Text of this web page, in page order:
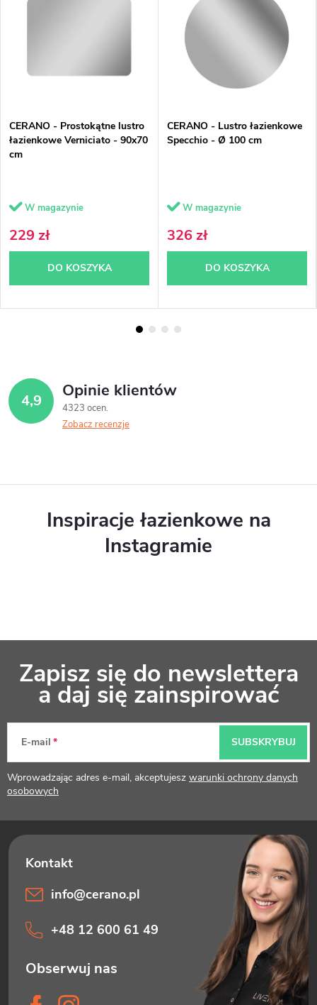
CERANO - Prostokątne lustro
łazienkowe Verniciato - 90x70
cm
W magazynie
229 zł
DO KOSZYKA
CERANO - Lustro łazienkowe
Specchio - Ø 100 cm
W magazynie
326 zł
DO KOSZYKA
4,9 Opinie klientów
4323 ocen
Zobacz recenzje
Inspiracje łazienkowe na
Instagramie
k
a
Zapisz się do newslettera
a daj się zainspirować
E-mail
Wprowadzając adres e-mail, akceptujesz warunki ochrony danych
osobowych
SUBSKRYBUJ
info@cerano.pl
+48 12 600 61 49